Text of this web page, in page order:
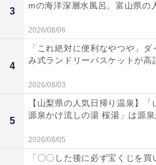
第3位：板橋ハウス
男性3人でルームシェアをしな
を組んでいるお笑い芸人である
喜利やドッキリをアップ。
しか味わえない癖のあるお笑い
り、現在はフォロワー数50万人
3
mの海洋深層水風呂。富山県の
2026/08/06
4
「これ絶対に便利なやつや」
み式ランドリーバスケットが高
2026/08/03
5
【山梨県の人気日帰り温泉】「
源泉かけ流しの湯 桜湯」は源泉
2026/08/05
「〇〇した後に必ず宝くじを買